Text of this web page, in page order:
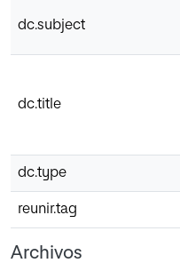
dc.subject
dc.title
dc.type
reunir.tag
Archivos